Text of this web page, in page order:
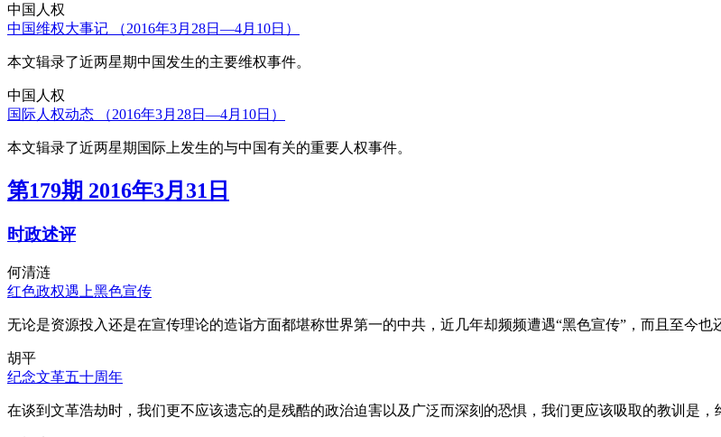
中国人权
中国维权大事记 （2016年3月28日—4月10日）
本文辑录了近两星期中国发生的主要维权事件。
中国人权
国际人权动态 （2016年3月28日—4月10日）
本文辑录了近两星期国际上发生的与中国有关的重要人权事件。
第179期 2016年3月31日
时政述评
何清涟
红色政权遇上黑色宣传
无论是资源投入还是在宣传理论的造诣方面都堪称世界第一的中共，近几年却频频遭遇“黑色宣传”，而且至今也
胡平
纪念文革五十周年
在谈到文革浩劫时，我们更不应该遗忘的是残酷的政治迫害以及广泛而深刻的恐惧，我们更应该吸取的教训是